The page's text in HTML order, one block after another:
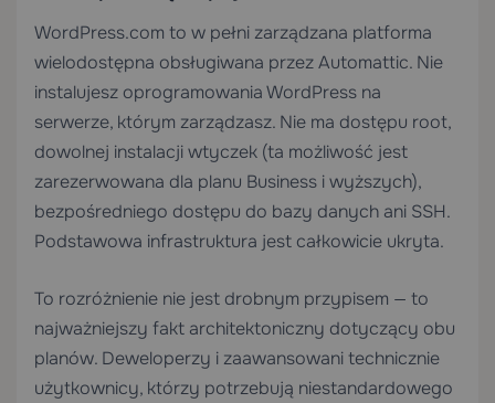
WordPress.com to w pełni zarządzana platforma
wielodostępna obsługiwana przez Automattic. Nie
instalujesz oprogramowania WordPress na
serwerze, którym zarządzasz. Nie ma dostępu root,
dowolnej instalacji wtyczek (ta możliwość jest
zarezerwowana dla planu Business i wyższych),
bezpośredniego dostępu do bazy danych ani SSH.
Podstawowa infrastruktura jest całkowicie ukryta.
To rozróżnienie nie jest drobnym przypisem — to
najważniejszy fakt architektoniczny dotyczący obu
planów. Deweloperzy i zaawansowani technicznie
użytkownicy, którzy potrzebują niestandardowego